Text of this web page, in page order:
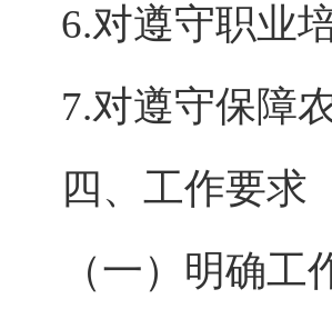
6.对遵守职业培
7.对遵守保障农
四、工作要求
（一）明确工作